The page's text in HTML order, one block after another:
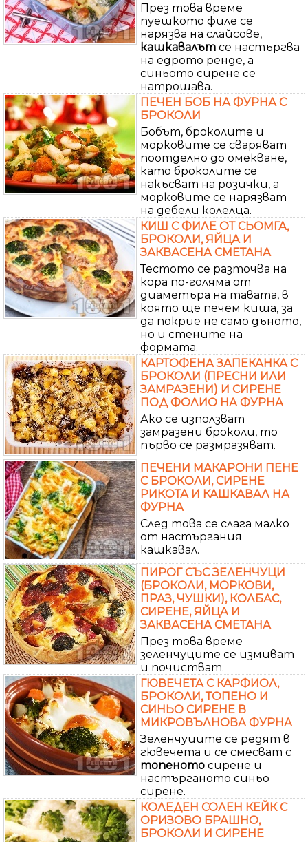
През това време
пуешкото филе се
нарязва на слайсове,
кашкавалът се настъргва
на едрото ренде, а
синьото сирене се
натрошава.
ПЕЧЕН БОБ НА ФУРНА С
БРОКОЛИ
Бобът, броколите и
морковите се сваряват
поотделно до омекване,
като броколите се
накъсват на розички, а
морковите се нарязват
на дебели колелца.
КИШ С ФИЛЕ ОТ СЬОМГА,
БРОКОЛИ, ЯЙЦА И
ЗАКВАСЕНА СМЕТАНА
Тестото се разточва на
кора по-голяма от
диаметъра на тавата, в
която ще печем киша, за
да покрие не само дъното,
но и стените на
формата.
КАРТОФЕНА ЗАПЕКАНКА С
БРОКОЛИ (ПРЕСНИ ИЛИ
ЗАМРАЗЕНИ) И СИРЕНЕ
ПОД ФОЛИО НА ФУРНА
Ако се използват
замразени броколи, то
първо се размразяват.
ПЕЧЕНИ МАКАРОНИ ПЕНЕ
С БРОКОЛИ, СИРЕНЕ
РИКОТА И КАШКАВАЛ НА
ФУРНА
След това се слага малко
от настъргания
кашкавал.
ПИРОГ СЪС ЗЕЛЕНЧУЦИ
(БРОКОЛИ, МОРКОВИ,
ПРАЗ, ЧУШКИ), КОЛБАС,
СИРЕНЕ, ЯЙЦА И
ЗАКВАСЕНА СМЕТАНА
През това време
зеленчуците се измиват
и почистват.
ГЮВЕЧЕТА С КАРФИОЛ,
БРОКОЛИ, ТОПЕНО И
СИНЬО СИРЕНЕ В
МИКРОВЪЛНОВА ФУРНА
Зеленчуците се редят в
гювечета и се смесват с
топеното сирене и
настърганото синьо
сирене.
КОЛЕДЕН СОЛЕН КЕЙК С
ОРИЗОВО БРАШНО,
БРОКОЛИ И СИРЕНЕ